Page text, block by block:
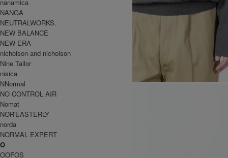
nanamica
NANGA
NEUTRALWORKS.
NEW BALANCE
NEW ERA
nicholson and nicholson
Nine Tailor
nisica
NNormal
NO CONTROL AIR
Nomat
NOR'EASTERLY
norda
NORMAL EXPERT
O
OOFOS